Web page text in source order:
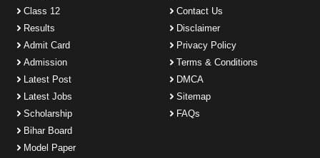
Class 12
Results
Admit Card
Admission
Latest Post
Latest Jobs
Scholarship
Bihar Board
Model Paper
Contact Us
Disclaimer
Privacy Policy
Terms & Conditions
DMCA
Sitemap
FAQs